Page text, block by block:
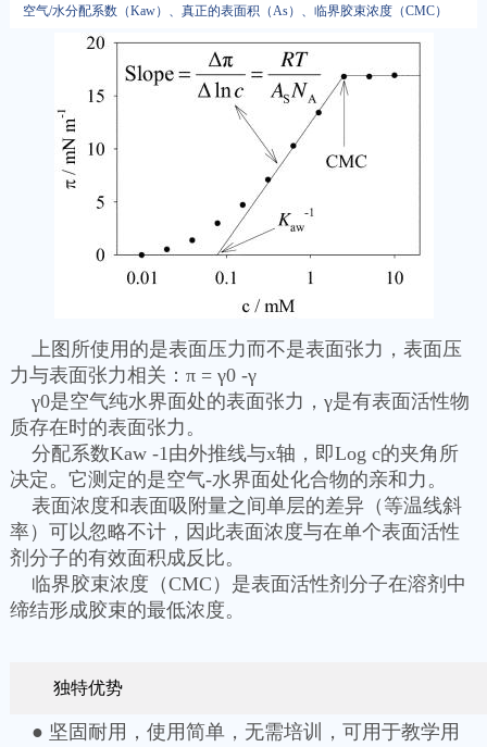
空气/水分配系数（Kaw）、真正的表面积（As）、临界胶束浓度（CMC）
上图所使用的是表面压力而不是表面张力，表面压
力与表面张力相关：π = γ0 -γ
γ0是空气纯水界面处的表面张力，γ是有表面活性物
质存在时的表面张力。
分配系数Kaw -1由外推线与x轴，即Log c的夹角所
决定。它测定的是空气-水界面处化合物的亲和力。
表面浓度和表面吸附量之间单层的差异（等温线斜
率）可以忽略不计，因此表面浓度与在单个表面活性
剂分子的有效面积成反比。
临界胶束浓度（CMC）是表面活性剂分子在溶剂中
缔结形成胶束的最低浓度。
独特优势
● 坚固耐用，使用简单，无需培训，可用于教学用